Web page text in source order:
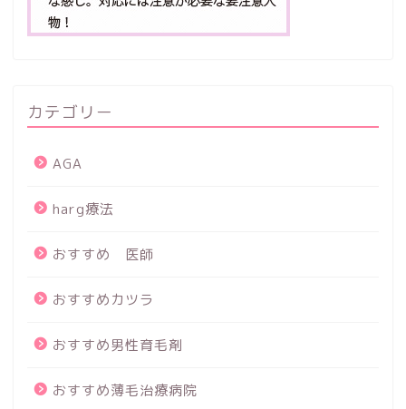
カテゴリー
AGA
harg療法
おすすめ 医師
おすすめカツラ
おすすめ男性育毛剤
おすすめ薄毛治療病院